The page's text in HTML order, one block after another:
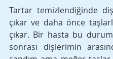
Tartar temizlendiğinde
çıkar ve daha önce
çıkar. Bir hasta bu
sonrası dişlerimin